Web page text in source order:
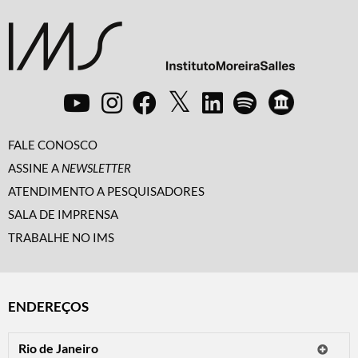
FALE CONOSCO
ASSINE A NEWSLETTER
ATENDIMENTO A PESQUISADORES
SALA DE IMPRENSA
TRABALHE NO IMS
ENDEREÇOS
Rio de Janeiro